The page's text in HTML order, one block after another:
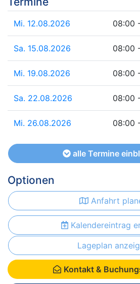
Mi. 12.08.2026 08:00
Sa. 15.08.2026 08:00
Mi. 19.08.2026 08:00
Sa. 22.08.2026 08:00
Mi. 26.08.2026 08:00
alle Termine
Optionen
Anfahrt
Kalendereintrag
Lageplan
Kontakt &